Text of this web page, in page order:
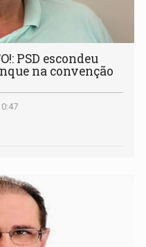
PSD escondeu
na convenção